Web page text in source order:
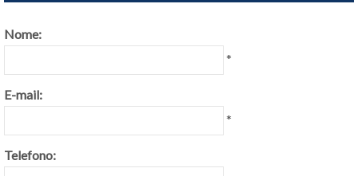
Nome:
*
E-mail:
*
Telefono: